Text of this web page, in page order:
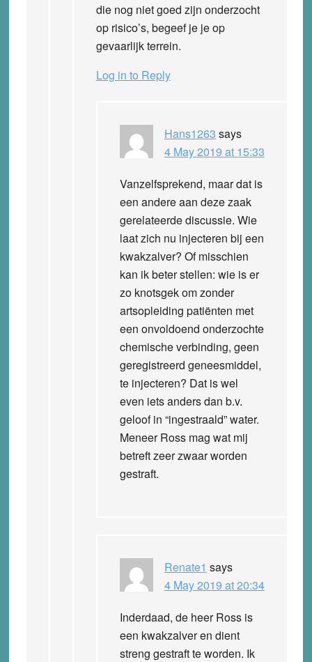
die nog niet goed zijn onderzocht
op risico’s, begeef je je op
gevaarlijk terrein.
Log in to Reply
Hans1263 says
4 May 2019 at 15:33
Vanzelfsprekend, maar dat is
een andere aan deze zaak
gerelateerde discussie. Wie
laat zich nu injecteren bij een
kwakzalver? Of misschien
kan ik beter stellen: wie is er
zo knotsgek om zonder
artsopleiding patiënten met
een onvoldoend onderzochte
chemische verbinding, geen
geregistreerd geneesmiddel,
te injecteren? Dat is wel
even iets anders dan b.v.
geloof in “ingestraald” water.
Meneer Ross mag wat mij
betreft zeer zwaar worden
gestraft.
Renate1 says
4 May 2019 at 20:34
Inderdaad, de heer Ross is
een kwakzalver en dient
streng gestraft te worden. Ik